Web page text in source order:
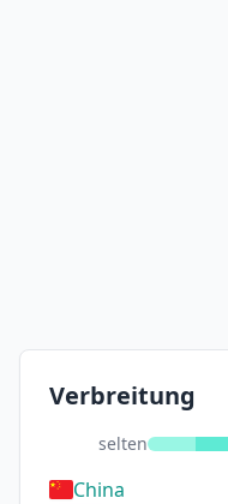
Verbreitung
selten
China